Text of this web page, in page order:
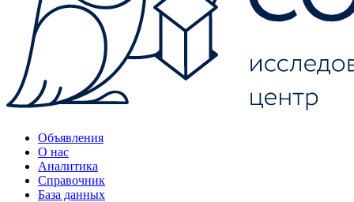
Объявления
О нас
Аналитика
Справочник
База данных